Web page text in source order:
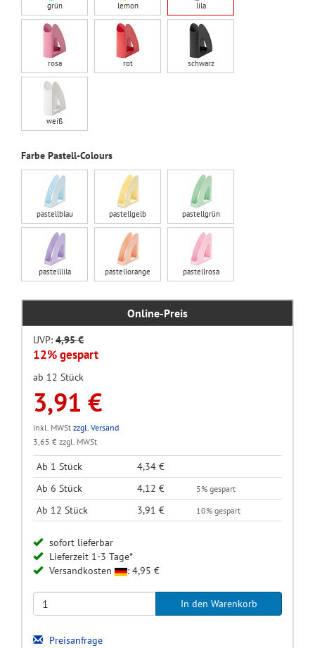
grün lemon lila
rosa rot schwarz
weiß
Farbe Pastell-Colours
pastellblau pastellgelb pastellgrün
pastelllila pastellorange pastellrosa
Online-Preis
UVP: 4,95 €
12% gespart
ab 12 Stück
3,91 €
inkl. MWSt zzgl. Versand
3,65 € zzgl. MWSt
Ab 1 Stück
4,34 €
Ab 6 Stück
4,12 € 5% gespart
Ab 12 Stück 3,91 € 10% gespart
sofort lieferbar
Lieferzeit 1-3 Tage*
Versandkosten
: 4,95 €
Preisanfrage